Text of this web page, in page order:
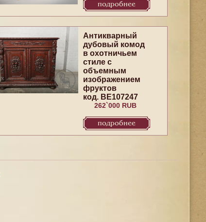
подробнее
Антикварный
дубовый комод
в охотничьем
стиле с
объемным
изображением
фруктов
код. BE107247
262`000 RUB
подробнее